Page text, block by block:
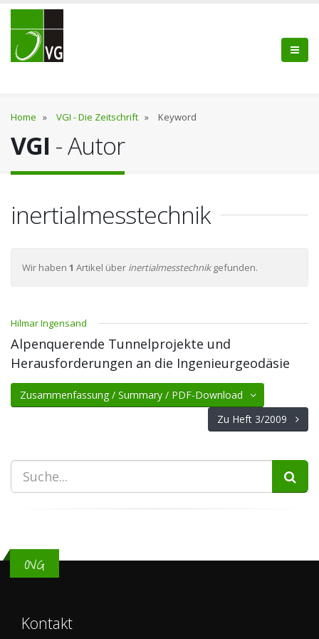
Home » VGI - Die Zeitschrift » Keyword
VGI - Autor
inertialmesstechnik
Wir haben 1 Artikel über inertialmesstechnikgefunden.
Hilmar Ingensand
Alpenquerende Tunnelprojekte und
Herausforderungen an die Ingenieurgeodäsie
Zusammenfassung / Summary / PDF-Download
Zu Heft 3/2009
OVG
Kontakt